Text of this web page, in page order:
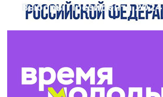
Выборы Президента 2024